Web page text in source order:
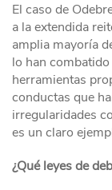
El caso de
a la extendida
amplia mayoría
lo han
herramientas
conductas que
irregularidades
es un claro
¿Qué leyes de